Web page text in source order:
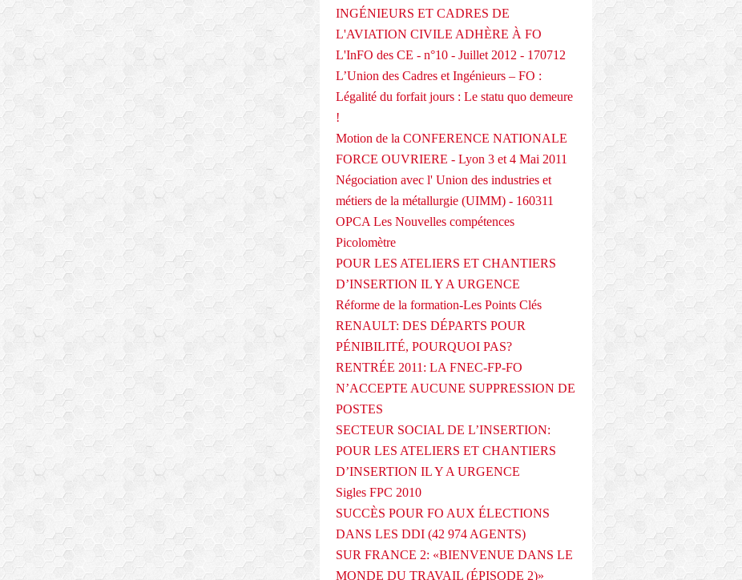
INGÉNIEURS ET CADRES DE
L'AVIATION CIVILE ADHÈRE À FO
L'InFO des CE - n°10 - Juillet 2012 - 170712
L’Union des Cadres et Ingénieurs – FO :
Légalité du forfait jours : Le statu quo demeure
!
Motion de la CONFERENCE NATIONALE
FORCE OUVRIERE - Lyon 3 et 4 Mai 2011
Négociation avec l' Union des industries et
métiers de la métallurgie (UIMM) - 160311
OPCA Les Nouvelles compétences
Picolomètre
POUR LES ATELIERS ET CHANTIERS
D’INSERTION IL Y A URGENCE
Réforme de la formation-Les Points Clés
RENAULT: DES DÉPARTS POUR
PÉNIBILITÉ, POURQUOI PAS?
RENTRÉE 2011: LA FNEC-FP-FO
N’ACCEPTE AUCUNE SUPPRESSION DE
POSTES
SECTEUR SOCIAL DE L’INSERTION:
POUR LES ATELIERS ET CHANTIERS
D’INSERTION IL Y A URGENCE
Sigles FPC 2010
SUCCÈS POUR FO AUX ÉLECTIONS
DANS LES DDI (42 974 AGENTS)
SUR FRANCE 2: «BIENVENUE DANS LE
MONDE DU TRAVAIL (ÉPISODE 2)»